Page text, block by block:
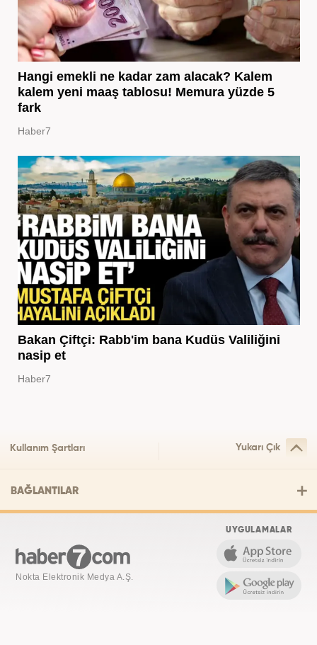
Hangi emekli ne kadar zam alacak? Kalem
kalem yeni maaş tablosu! Memura yüzde 5
fark
Haber7
Bakan Çiftçi: Rabb'im bana Kudüs Valiliğini
nasip et
Haber7
Kullanım Şartları Yukarı Çık
BAĞLANTILAR
Nokta Elektronik Medya A.Ş.
UYGULAMALAR